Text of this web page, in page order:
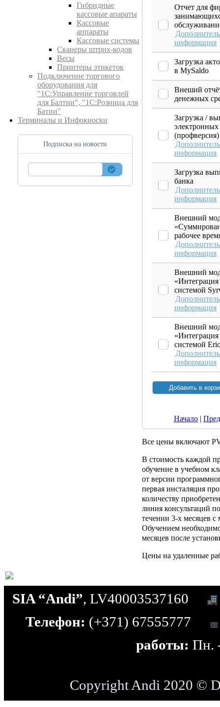
Гибридные
кассовые апараты
Кассовые
аппараты
Кассовые системы
Сканеры штрих-кодов
Весы
Принтеры этикеток
Подключение торгового
оборудования для
"1С:Управление торговлей
для Балтии", "1С:Розница для
Батии"
Терминалы и Инфокиоски
Подписка на новости
Отчет для
информация
Загрузка
в MySaldo
Внеший
денежных
Загрузка /
электронных
(профверсия)
информация
Загрузка
банка
информация
Внешний
рабочее
информация
Внешний
«Интеграция
системой
информация
Внешний
«Интеграция
системой
информация
Начало |
Все цены включают
В стоимость каждой
обучение в учебном
от версии
первая инсталяция
количеству
линия консультаций
течении 3-х месяцев
Обучением
месяцев после
Цены на удаленные
SIA “Andi”, LV40003537160
Телефон: (+371) 67555777
работы: Пн.
Copyright Andi 2020 ©